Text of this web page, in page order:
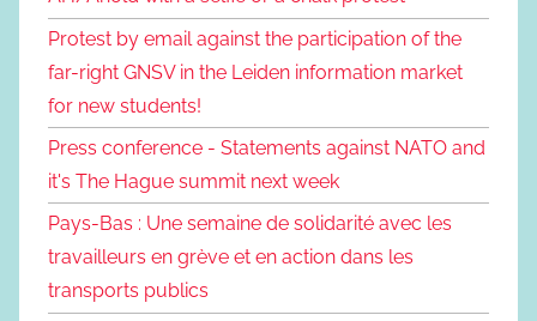
Protest by email against the participation of the
far-right GNSV in the Leiden information market
for new students!
Press conference - Statements against NATO and
it's The Hague summit next week
Pays-Bas : Une semaine de solidarité avec les
travailleurs en grève et en action dans les
transports publics